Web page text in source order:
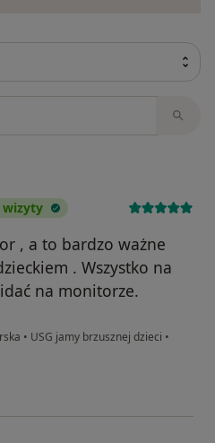
wizyty
, a to bardzo ważne
. Wszystko na
na monitorze.
• USG jamy brzusznej dzieci •